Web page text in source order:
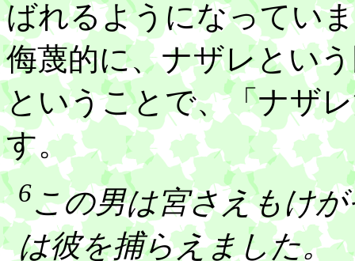
ばれるようになってい
侮蔑的に、ナザレとい
ということで、「ナザ
す。
6この男は宮さえもけ
は彼を捕らえました。